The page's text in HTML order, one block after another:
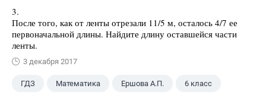
3.
После того, как от ленты отрезали 11/5 м, осталось 4/7 ее
первоначальной длины. Найдите длину оставшейся части
ленты.
3 декабря 2017
ГДЗ Математика Ершова А.П. 6 класс